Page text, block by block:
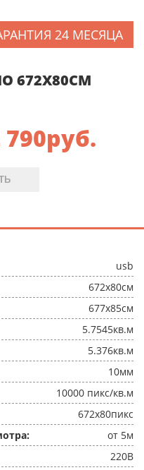
672X80СМ
790руб.
24 МЕСЯЦА
usb
672x80см
677x85см
5.7545кв.м
5.376кв.м
10мм
10000 пикс/кв.м
672x80пикс
от 5м
220В